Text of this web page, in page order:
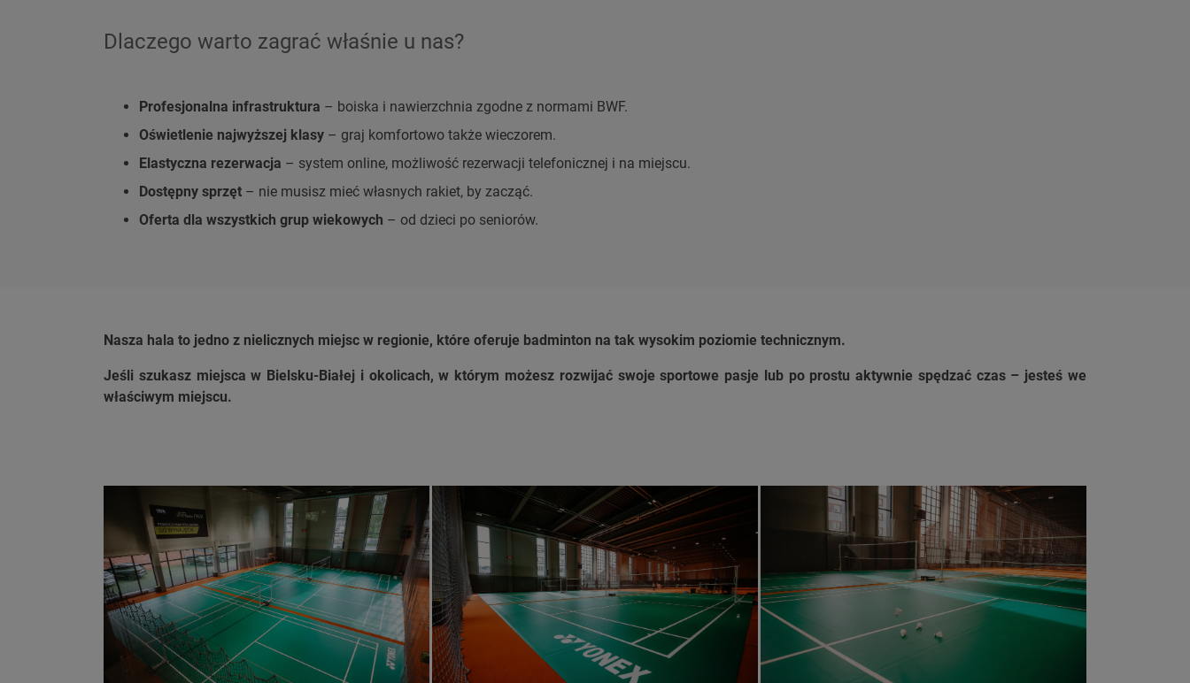
Dlaczego warto zagrać właśnie u nas?
Profesjonalna infrastruktura – boiska i nawierzchnia zgodne z normami BWF.
Oświetlenie najwyższej klasy – graj komfortowo także wieczorem.
Elastyczna rezerwacja – system online, możliwość rezerwacji telefonicznej i na miejscu.
Dostępny sprzęt – nie musisz mieć własnych rakiet, by zacząć.
Oferta dla wszystkich grup wiekowych – od dzieci po seniorów.
Nasza hala to jedno z nielicznych miejsc w regionie, które oferuje badminton na tak wysokim poziomie technicznym.
Jeśli szukasz miejsca w Bielsku-Białej i okolicach, w którym możesz rozwijać swoje sportowe pasje lub po prostu aktywnie spędzać czas – jesteś we
właściwym miejscu.